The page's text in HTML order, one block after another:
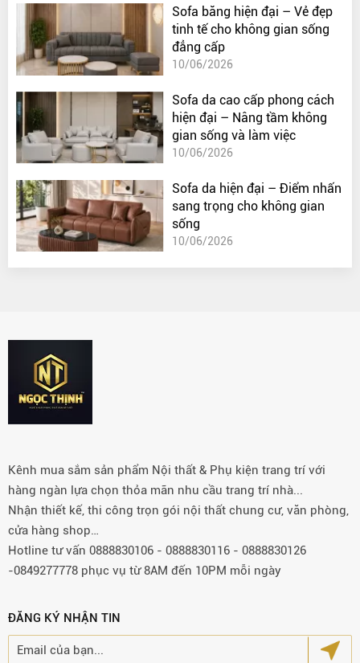
Sofa băng hiện đại – Vẻ đẹp
tinh tế cho không gian sống
đẳng cấp
10/06/2026
Sofa da cao cấp phong cách
hiện đại – Nâng tầm không
gian sống và làm việc
10/06/2026
Sofa da hiện đại – Điểm nhấn
sang trọng cho không gian
sống
10/06/2026
Kênh mua sắm sản phẩm Nội thất & Phụ kiện trang trí với
hàng ngàn lựa chọn thỏa mãn nhu cầu trang trí nhà...
Nhận thiết kế, thi công trọn gói nội thất chung cư, văn phòng,
cửa hàng shop…
Hotline tư vấn 0888830106 - 0888830116 - 0888830126
-0849277778 phục vụ từ 8AM đến 10PM mỗi ngày
ĐĂNG KÝ NHẬN TIN